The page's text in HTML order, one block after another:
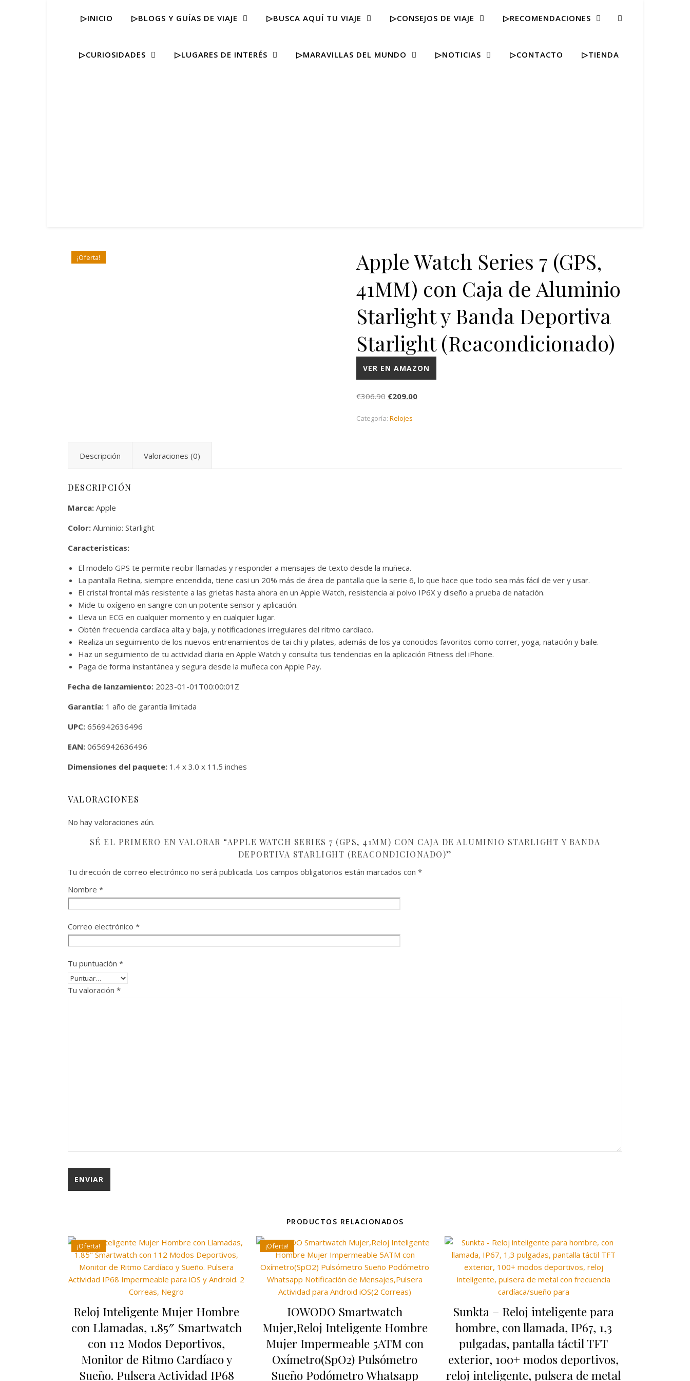
▷INICIO ▷BLOGS Y GUÍAS DE VIAJE ▷BUSCA AQUÍ TU VIAJE ▷CONSEJOS DE VIAJE ▷RECOMENDACIONES
▷CURIOSIDADES ▷LUGARES DE INTERÉS ▷MARAVILLAS DEL MUNDO ▷NOTICIAS ▷CONTACTO ▷TIENDA
¡Oferta!
Apple Watch Series 7 (GPS,
41MM) con Caja de Aluminio
Starlight y Banda Deportiva
Starlight (Reacondicionado)
VER EN AMAZON
€306.90 El precio original era: €306.90.
€209.00El precio actual es: €209.00.
Categoría: Relojes
Descripción Valoraciones (0)
DESCRIPCIÓN
Marca: Apple
Color: Aluminio: Starlight
Caracteristicas:
El modelo GPS te permite recibir llamadas y responder a mensajes de texto desde la muñeca.
La pantalla Retina, siempre encendida, tiene casi un 20% más de área de pantalla que la serie 6, lo que hace que todo sea más fácil de ver y usar.
El cristal frontal más resistente a las grietas hasta ahora en un Apple Watch, resistencia al polvo IP6X y diseño a prueba de natación.
Mide tu oxígeno en sangre con un potente sensor y aplicación.
Lleva un ECG en cualquier momento y en cualquier lugar.
Obtén frecuencia cardíaca alta y baja, y notificaciones irregulares del ritmo cardíaco.
Realiza un seguimiento de los nuevos entrenamientos de tai chi y pilates, además de los ya conocidos favoritos como correr, yoga, natación y baile.
Haz un seguimiento de tu actividad diaria en Apple Watch y consulta tus tendencias en la aplicación Fitness del iPhone.
Paga de forma instantánea y segura desde la muñeca con Apple Pay.
Fecha de lanzamiento: 2023-01-01T00:00:01Z
Garantía: 1 año de garantía limitada
UPC: 656942636496
EAN: 0656942636496
Dimensiones del paquete: 1.4 x 3.0 x 11.5 inches
VALORACIONES
No hay valoraciones aún.
SÉ EL PRIMERO EN VALORAR “APPLE WATCH SERIES 7 (GPS, 41MM) CON CAJA DE ALUMINIO STARLIGHT Y BANDA
DEPORTIVA STARLIGHT (REACONDICIONADO)”
Tu dirección de correo electrónico no será publicada. Los campos obligatorios están marcados con *
Nombre *
Correo electrónico *
Tu puntuación *
Tu valoración *
PRODUCTOS RELACIONADOS
¡Oferta!
Reloj Inteligente Mujer Hombre
con Llamadas, 1.85″ Smartwatch
con 112 Modos Deportivos,
Monitor de Ritmo Cardíaco y
Sueño. Pulsera Actividad IP68
¡Oferta!
IOWODO Smartwatch
Mujer,Reloj Inteligente Hombre
Mujer Impermeable 5ATM con
Oxímetro(SpO2) Pulsómetro
Sueño Podómetro Whatsapp
Sunkta – Reloj inteligente para
hombre, con llamada, IP67, 1,3
pulgadas, pantalla táctil TFT
exterior, 100+ modos deportivos,
reloj inteligente, pulsera de metal